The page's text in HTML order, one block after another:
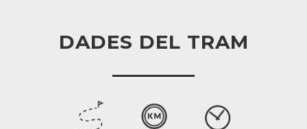
DADES DEL TRAM